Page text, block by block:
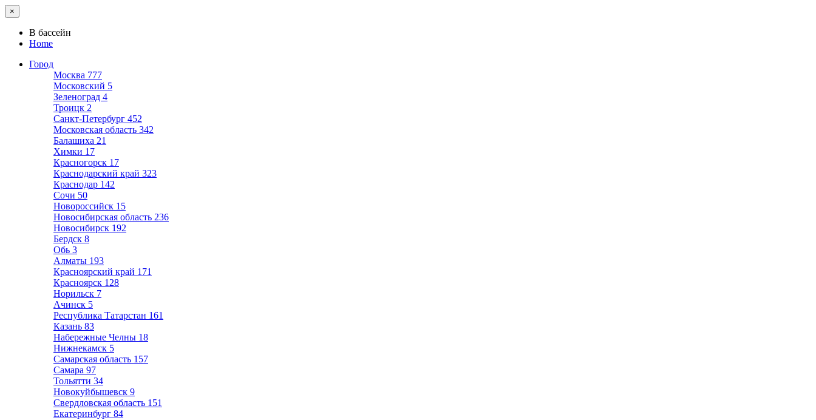
×
В бассейн
Home
Город
Москва 777
Московский 5
Зеленоград 4
Троицк 2
Санкт-Петербург 452
Московская область 342
Балашиха 21
Химки 17
Красногорск 17
Краснодарский край 323
Краснодар 142
Сочи 50
Новороссийск 15
Новосибирская область 236
Новосибирск 192
Бердск 8
Обь 3
Алматы 193
Красноярский край 171
Красноярск 128
Норильск 7
Ачинск 5
Республика Татарстан 161
Казань 83
Набережные Челны 18
Нижнекамск 5
Самарская область 157
Самара 97
Тольятти 34
Новокуйбышевск 9
Свердловская область 151
Екатеринбург 84